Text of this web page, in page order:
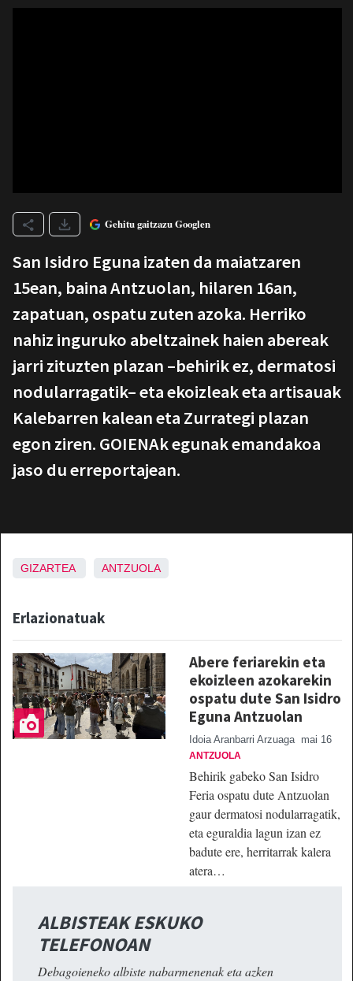
Gehitu gaitzazu Googlen
San Isidro Eguna izaten da maiatzaren
15ean, baina Antzuolan, hilaren 16an,
zapatuan, ospatu zuten azoka. Herriko
nahiz inguruko abeltzainek haien abereak
jarri zituzten plazan –behirik ez, dermatosi
nodularragatik– eta ekoizleak eta artisauak
Kalebarren kalean eta Zurrategi plazan
egon ziren. GOIENAk egunak emandakoa
jaso du erreportajean.
GIZARTEA ANTZUOLA
Erlazionatuak
Abere feriarekin eta
ekoizleen azokarekin
ospatu dute San Isidro
Eguna Antzuolan
Idoia Aranbarri Arzuaga mai 16
ANTZUOLA
Behirik gabeko San Isidro
Feria ospatu dute Antzuolan
gaur dermatosi nodularragatik,
eta eguraldia lagun izan ez
badute ere, herritarrak kalera
atera…
ALBISTEAK ESKUKO
TELEFONOAN
Debagoieneko albiste nabarmenenak eta azken